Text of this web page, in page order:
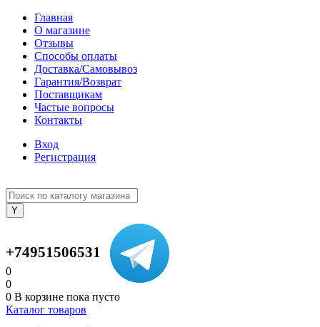
Главная
О магазине
Отзывы
Способы оплаты
Доставка/Самовывоз
Гарантия/Возврат
Поставщикам
Частые вопросы
Контакты
Вход
Регистрация
+74951506531
0
0
0 В корзине пока пусто
Каталог товаров